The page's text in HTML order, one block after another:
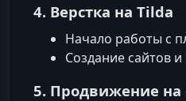
4. Верстка на Tilda
Начало работы с
Создание сайтов
5. Продвижение на